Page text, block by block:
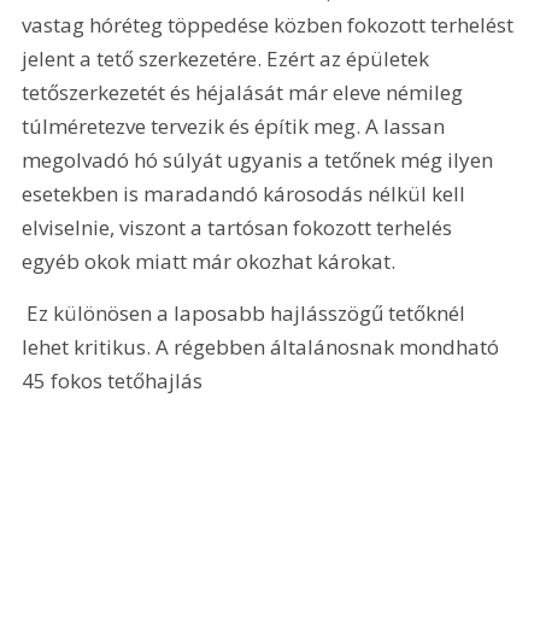
vastag hóréteg töppedése közben fokozott terhelést
jelent a tető szerkezetére. Ezért az épületek
tetőszerkezetét és héjalását már eleve némileg
túlméretezve tervezik és építik meg. A lassan
megolvadó hó súlyát ugyanis a tetőnek még ilyen
esetekben is maradandó károsodás nélkül kell
elviselnie, viszont a tartósan fokozott terhelés
egyéb okok miatt már okozhat károkat.
lehet kritikus. A régebben általánosnak mondható
45 fokos tetőhajlás